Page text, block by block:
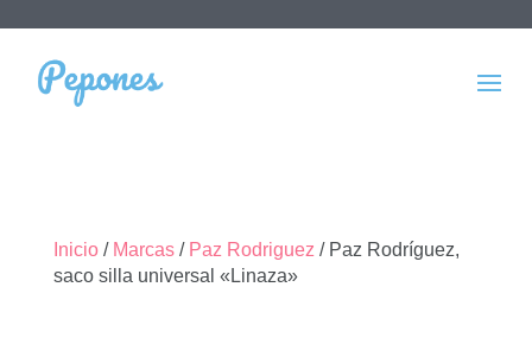
Inicio/ Marcas/ Paz Rodriguez / Paz Rodríguez,
saco silla universal «Linaza»